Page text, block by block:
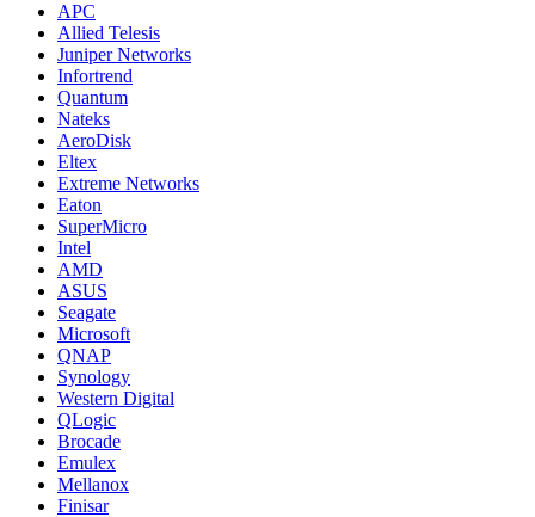
APC
Allied Telesis
Juniper Networks
Infortrend
Quantum
Nateks
AeroDisk
Eltex
Extreme Networks
Eaton
SuperMicro
Intel
AMD
ASUS
Seagate
Microsoft
QNAP
Synology
Western Digital
QLogic
Brocade
Emulex
Mellanox
Finisar